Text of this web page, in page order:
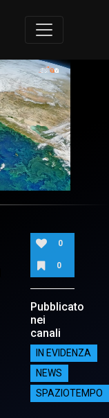
0
0
Pubblicato
nei
canali
IN EVIDENZA
NEWS
SPAZIOTEMPO